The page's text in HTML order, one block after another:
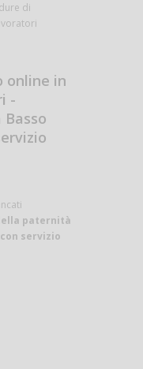
di
online in
-
paternità
servizio